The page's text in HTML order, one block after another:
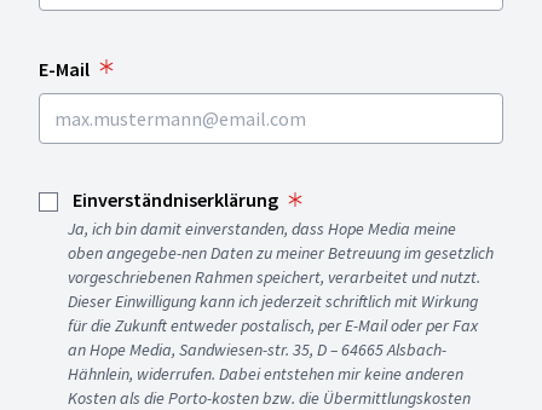
E-Mail
Einverständniserklärung
Ja, ich bin damit einverstanden, dass Hope Media meine
oben angegebe-nen Daten zu meiner Betreuung im gesetzlich
vorgeschriebenen Rahmen speichert, verarbeitet und nutzt.
Dieser Einwilligung kann ich jederzeit schriftlich mit Wirkung
für die Zukunft entweder postalisch, per E-Mail oder per Fax
an Hope Media, Sandwiesen-str. 35, D – 64665 Alsbach-
Hähnlein, widerrufen. Dabei entstehen mir keine anderen
Kosten als die Porto-kosten bzw. die Übermittlungskosten